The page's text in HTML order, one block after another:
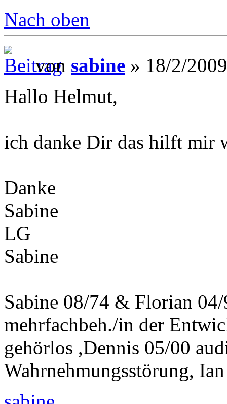
Nach oben
von sabine » 18/2/
Hallo Helmut,
ich danke Dir das hilft mir
Danke
Sabine
LG
Sabine
Sabine 08/74 & Florian
mehrfachbeh./in der
gehörlos ,Dennis 05/00
Wahrnehmungsstörung,